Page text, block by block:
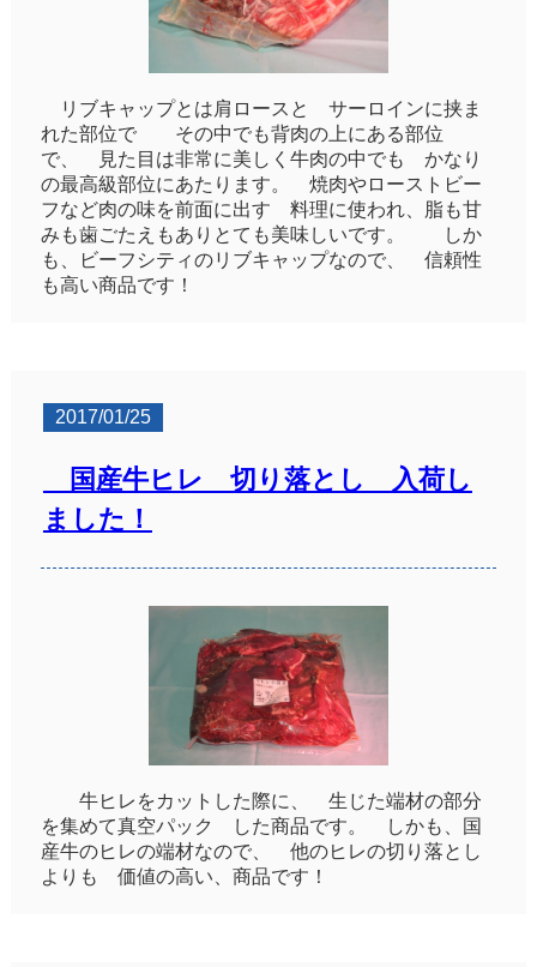
リブキャップとは肩ロースと サーロインに挟ま
れた部位で その中でも背肉の上にある部位
で、 見た目は非常に美しく牛肉の中でも かなり
の最高級部位にあたります。 焼肉やローストビー
フなど肉の味を前面に出す 料理に使われ、脂も甘
みも歯ごたえもありとても美味しいです。 しか
も、ビーフシティのリブキャップなので、 信頼性
も高い商品です！
2017/01/25
国産牛ヒレ 切り落とし 入荷し
ました！
牛ヒレをカットした際に、 生じた端材の部分
を集めて真空パック した商品です。 しかも、国
産牛のヒレの端材なので、 他のヒレの切り落とし
よりも 価値の高い、商品です！